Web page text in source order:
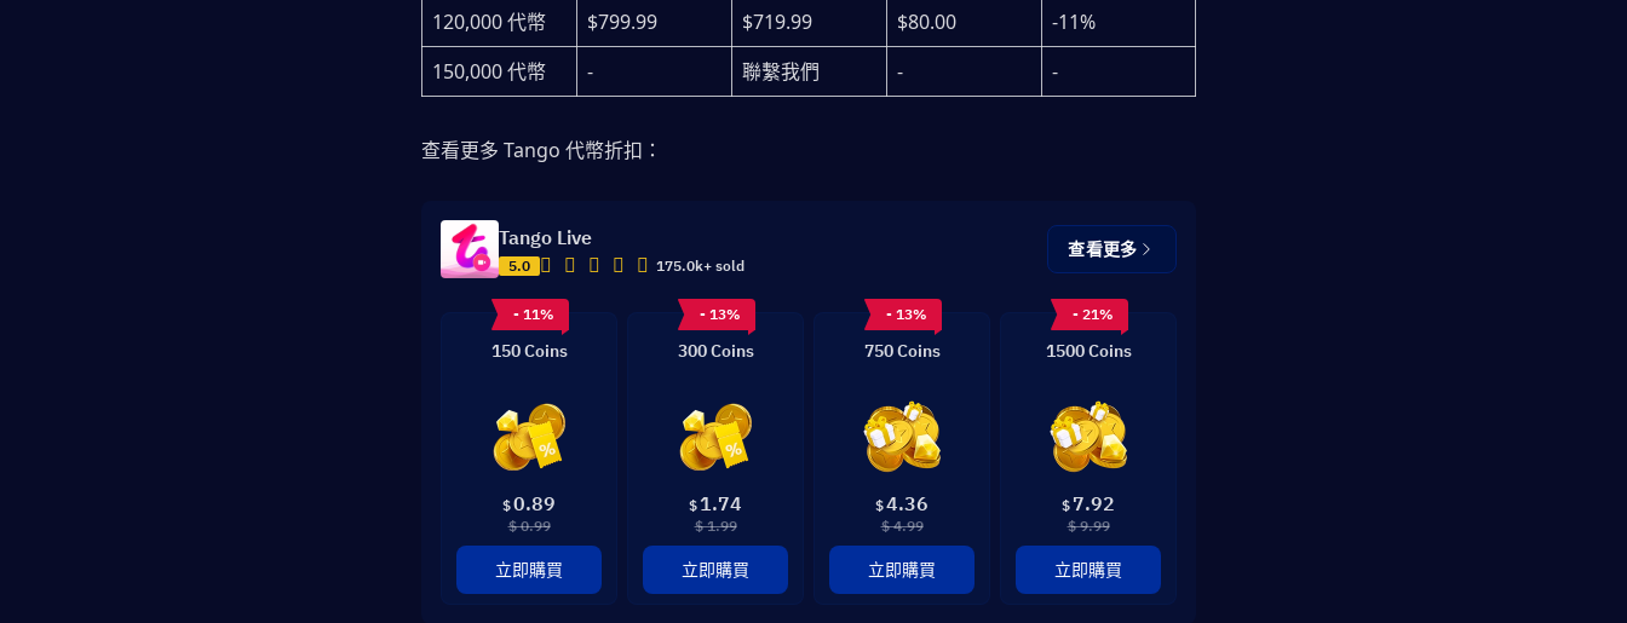
120,000 代幣
$799.99 $719.99 $80.00
-11%
150,000 代幣
- 聯繫我們 - -
查看更多 Tango 代幣折扣：
Tango Live
5.0 175.0k+ sold
查看更多
- 11%
150 Coins
$0.89
$ 0.99
立即購買
- 13%
300 Coins
$ 1.74
$ 1.99
立即購買
- 13%
750 Coins
$4.36
$ 4.99
立即購買
- 21%
1500 Coins
$ 7.92
$ 9.99
立即購買